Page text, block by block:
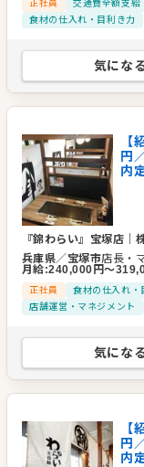
正社員 交通費全額支給
食材の仕入れ・目利き力
気にな
【
円
内
『錦わらい』宝塚店
兵庫県／宝塚市店長・
月給:240,000 円〜
正社員 食材の仕入れ・
店舗運営・マネジメント
気にな
【
円
内